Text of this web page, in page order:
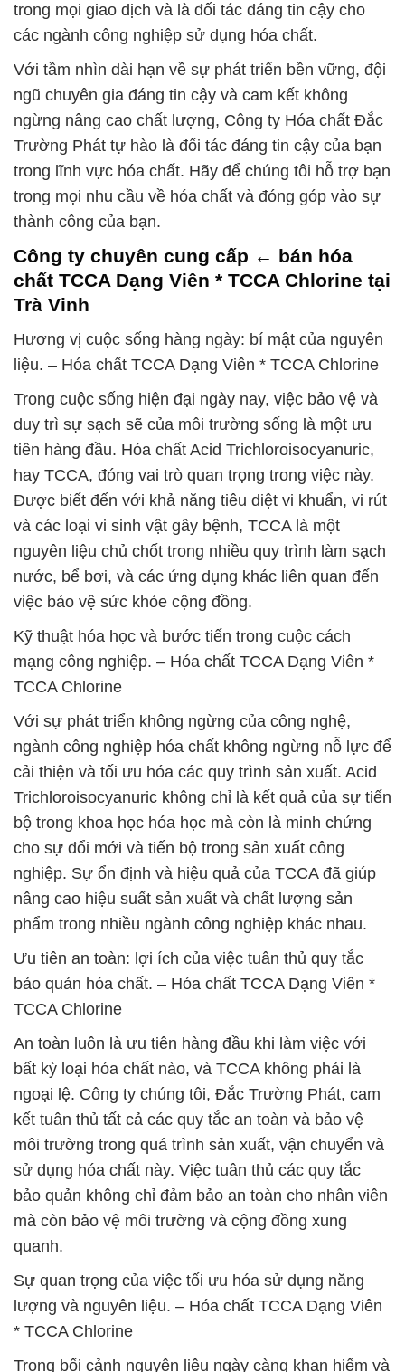
trong mọi giao dịch và là đối tác đáng tin cậy cho
các ngành công nghiệp sử dụng hóa chất.
Với tầm nhìn dài hạn về sự phát triển bền vững, đội
ngũ chuyên gia đáng tin cậy và cam kết không
ngừng nâng cao chất lượng, Công ty Hóa chất Đắc
Trường Phát tự hào là đối tác đáng tin cậy của bạn
trong lĩnh vực hóa chất. Hãy để chúng tôi hỗ trợ bạn
trong mọi nhu cầu về hóa chất và đóng góp vào sự
thành công của bạn.
Công ty chuyên cung cấp ← bán hóa
chất TCCA Dạng Viên * TCCA Chlorine tại
Trà Vinh
Hương vị cuộc sống hàng ngày: bí mật của nguyên
liệu. – Hóa chất TCCA Dạng Viên * TCCA Chlorine
Trong cuộc sống hiện đại ngày nay, việc bảo vệ và
duy trì sự sạch sẽ của môi trường sống là một ưu
tiên hàng đầu. Hóa chất Acid Trichloroisocyanuric,
hay TCCA, đóng vai trò quan trọng trong việc này.
Được biết đến với khả năng tiêu diệt vi khuẩn, vi rút
và các loại vi sinh vật gây bệnh, TCCA là một
nguyên liệu chủ chốt trong nhiều quy trình làm sạch
nước, bể bơi, và các ứng dụng khác liên quan đến
việc bảo vệ sức khỏe cộng đồng.
Kỹ thuật hóa học và bước tiến trong cuộc cách
mạng công nghiệp. – Hóa chất TCCA Dạng Viên *
TCCA Chlorine
Với sự phát triển không ngừng của công nghệ,
ngành công nghiệp hóa chất không ngừng nỗ lực để
cải thiện và tối ưu hóa các quy trình sản xuất. Acid
Trichloroisocyanuric không chỉ là kết quả của sự tiến
bộ trong khoa học hóa học mà còn là minh chứng
cho sự đổi mới và tiến bộ trong sản xuất công
nghiệp. Sự ổn định và hiệu quả của TCCA đã giúp
nâng cao hiệu suất sản xuất và chất lượng sản
phẩm trong nhiều ngành công nghiệp khác nhau.
Ưu tiên an toàn: lợi ích của việc tuân thủ quy tắc
bảo quản hóa chất. – Hóa chất TCCA Dạng Viên *
TCCA Chlorine
An toàn luôn là ưu tiên hàng đầu khi làm việc với
bất kỳ loại hóa chất nào, và TCCA không phải là
ngoại lệ. Công ty chúng tôi, Đắc Trường Phát, cam
kết tuân thủ tất cả các quy tắc an toàn và bảo vệ
môi trường trong quá trình sản xuất, vận chuyển và
sử dụng hóa chất này. Việc tuân thủ các quy tắc
bảo quản không chỉ đảm bảo an toàn cho nhân viên
mà còn bảo vệ môi trường và cộng đồng xung
quanh.
Sự quan trọng của việc tối ưu hóa sử dụng năng
lượng và nguyên liệu. – Hóa chất TCCA Dạng Viên
* TCCA Chlorine
Trong bối cảnh nguyên liệu ngày càng khan hiếm và